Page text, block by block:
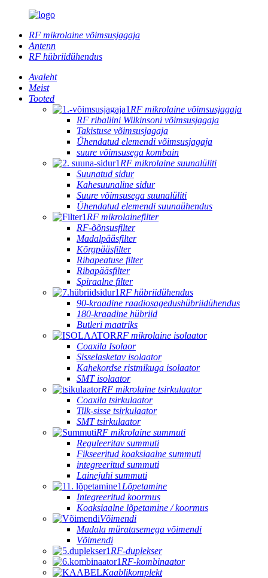
RF mikrolaine võimsusjagaja
Antenn
RF hübriidühendus
Avaleht
Meist
Tooted
RF mikrolaine võimsusjagaja
RF ribaliini Wilkinsoni võimsusjagaja
Takistuse võimsusjagaja
Ühendatud elemendi võimsusjagaja
suure võimsusega kombain
RF mikrolaine suunalüliti
Suunatud sidur
Kahesuunaline sidur
Suure võimsusega suunalüliti
Ühendatud elemendi suunaühendus
RF mikrolainefilter
RF-õõnsusfilter
Madalpääsfilter
Kõrgpääsfilter
Ribapeatuse filter
Ribapääsfilter
Spiraalne filter
RF hübriidühendus
90-kraadine raadiosagedushübriidühendus
180-kraadine hübriid
Butleri maatriks
RF mikrolaine isolaator
Coaxila Isolaor
Sisselasketav isolaator
Kahekordse ristmikuga isolaator
SMT isolaator
RF mikrolaine tsirkulaator
Coaxila tsirkulaator
Tilk-sisse tsirkulaator
SMT tsirkulaator
RF mikrolaine summuti
Reguleeritav summuti
Fikseeritud koaksiaalne summuti
integreeritud summuti
Lainejuhi summuti
Lõpetamine
Integreeritud koormus
Koaksiaalne lõpetamine / koormus
Võimendi
Madala müratasemega võimendi
Võimendi
RF-duplekser
RF-kombinaator
Kaablikomplekt